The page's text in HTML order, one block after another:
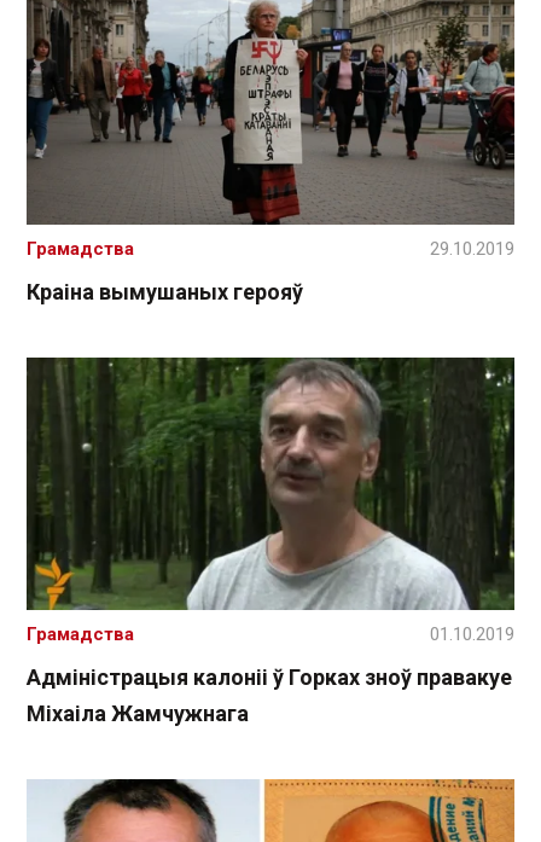
Краіна вымушаных герояў
Грамадства 29.10.2019
Адміністрацыя калоніі ў Горках зноў правакуе
Міхаіла Жамчужнага
Грамадства 01.10.2019